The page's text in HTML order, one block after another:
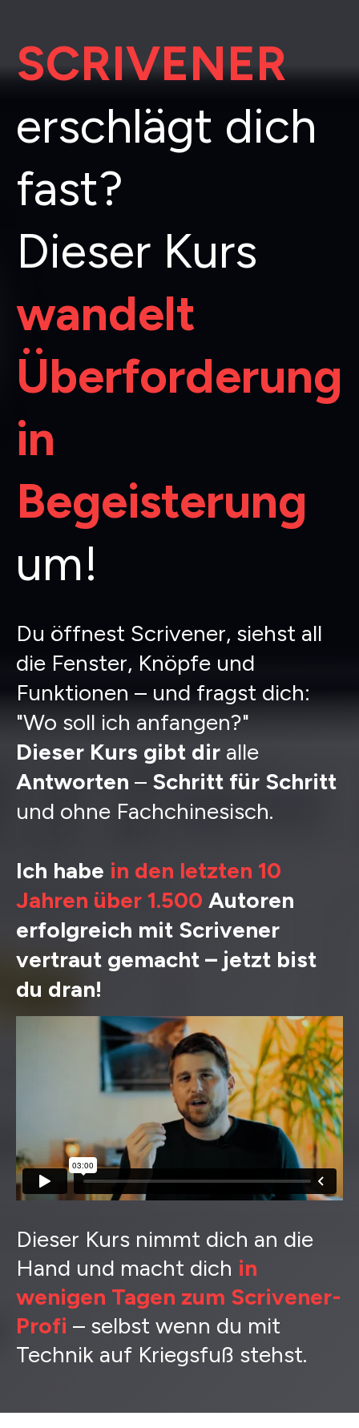
SCRIVENER
erschlägt dich
fast?
Dieser Kurs
wandelt
Überforderung
in
Begeisterung
um!
Du öffnest Scrivener, siehst all
die Fenster, Knöpfe und
Funktionen – und fragst dich:
"Wo soll ich anfangen?"
Dieser Kurs gibt dir alle
Antworten – Schritt für Schritt
und ohne Fachchinesisch.
Ich habe in den letzten 10
Jahren über 1.500 Autoren
erfolgreich mit Scrivener
vertraut gemacht – jetzt bist
du dran!
Dieser Kurs nimmt dich an die
Hand und macht dich in
wenigen Tagen zum Scrivener-
Profi – selbst wenn du mit
Technik auf Kriegsfuß stehst.